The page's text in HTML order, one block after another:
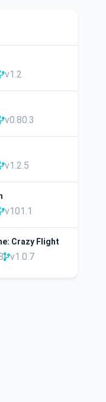
v1.2
v0.80.3
v1.2.5
v101.1
Crazy Flight
v1.0.7